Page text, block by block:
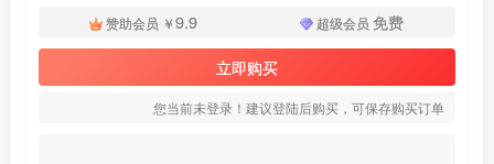
赞助会员 ￥9.9 超级会员 免费
立即购买
您当前未登录！建议登陆后购买，可保存购买订单